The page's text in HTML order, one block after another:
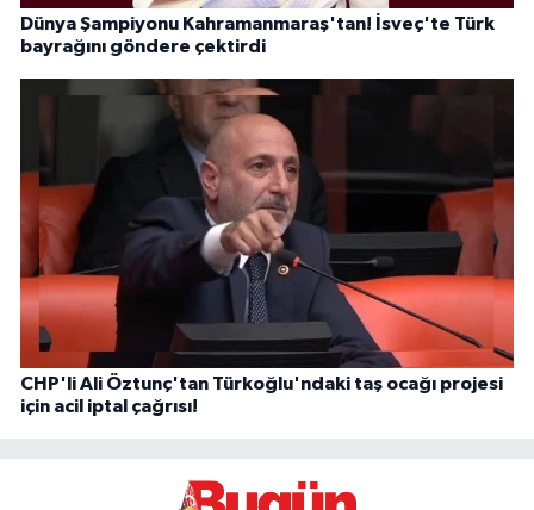
Dünya Şampiyonu Kahramanmaraş'tan! İsveç'te Türk
bayrağını göndere çektirdi
CHP'li Ali Öztunç'tan Türkoğlu'ndaki taş ocağı projesi
için acil iptal çağrısı!